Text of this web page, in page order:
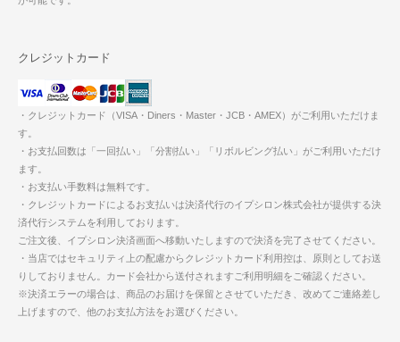
クレジットカード
・クレジットカード（VISA・Diners・Master・JCB・AMEX）がご利用いただけま
す。
・お支払回数は「一回払い」「分割払い」「リボルビング払い」がご利用いただけ
ます。
・お支払い手数料は無料です。
・クレジットカードによるお支払いは決済代行のイプシロン株式会社が提供する決
済代行システムを利用しております。
ご注文後、イプシロン決済画面へ移動いたしますので決済を完了させてください。
・当店ではセキュリティ上の配慮からクレジットカード利用控は、原則としてお送
りしておりません。カード会社から送付されますご利用明細をご確認ください。
※決済エラーの場合は、商品のお届けを保留とさせていただき、改めてご連絡差し
上げますので、他のお支払方法をお選びください。